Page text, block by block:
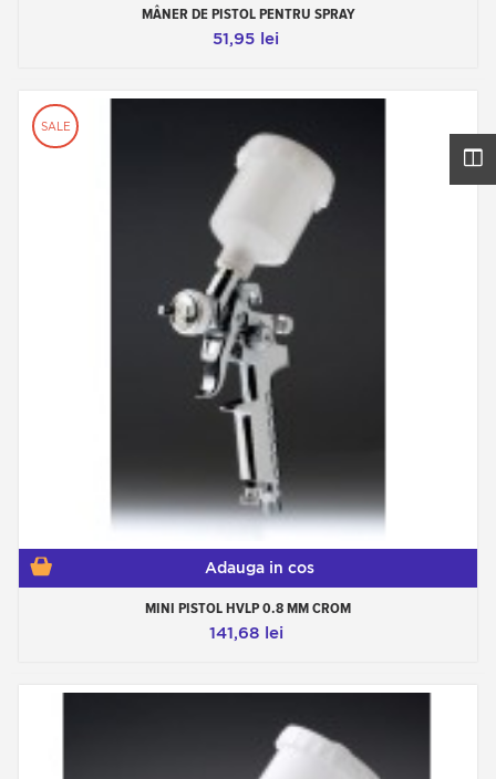
MÂNER DE PISTOL PENTRU SPRAY
51,95 lei
SALE
Adauga in cos
MINI PISTOL HVLP 0.8 MM CROM
141,68 lei